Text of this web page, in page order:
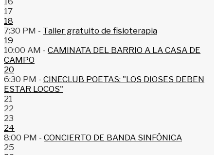
17
18
7:30 PM - Taller gratuito de fisioterapia
19
10:00 AM - CAMINATA DEL BARRIO A LA CASA DE
CAMPO
20
6:30 PM - CINECLUB POETAS: "LOS DIOSES DEBEN
ESTAR LOCOS"
21
22
23
24
8:00 PM - CONCIERTO DE BANDA SINFÓNICA
25